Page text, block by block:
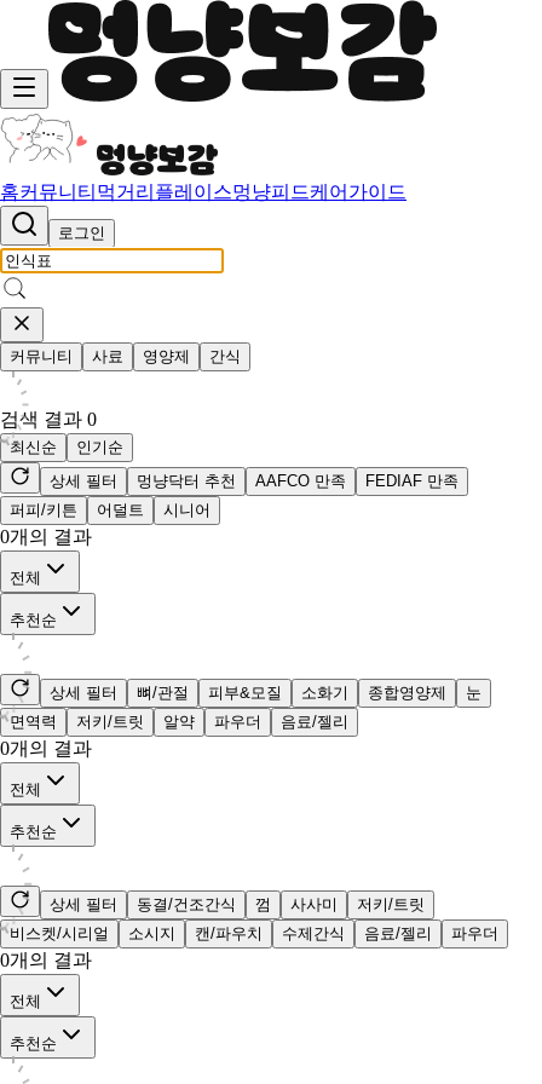
홈커뮤니티 먹거리 플레이스멍냥피드케어가이드
로그인
커뮤니티 사료 영양제 간식
검색 결과 0
최신순
인기순
상세 필터
멍냥닥터 추천 AAFCO 만족
FEDIAF 만족
퍼피/키튼
어덜트 시니어
0개의 결과
전체
추천순
상세 필터 뼈/관절 피부&모질 소화기 종합영양제
눈
면역력
저키/트릿 알약 파우더 음료/젤리
0개의 결과
전체
추천순
상세 필터 동결/건조간식 껌 사사미
저키/트릿
비스켓/시리얼
소시지 캔/파우치 수제간식 음료/젤리 파우더
0개의 결과
전체
추천순